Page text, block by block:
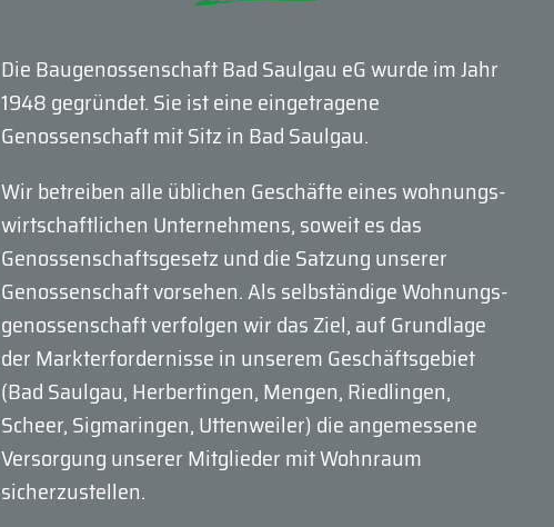
Die Baugenossenschaft Bad Saulgau eG wurde im Jahr
1948 gegründet. Sie ist eine eingetragene
Genossenschaft mit Sitz in Bad Saulgau.
Wir betreiben alle üblichen Geschäfte eines wohnungs­
wirtschaftlichen Unternehmens, soweit es das
Genossenschafts­gesetz und die Satzung unserer
Genossenschaft vorsehen. Als selbständige Wohnungs­
genos­sen­schaft verfolgen wir das Ziel, auf Grundlage
der Markterfordernisse in unserem Geschäftsgebiet
(Bad Saulgau, Herbertingen, Mengen, Riedlingen,
Scheer, Sigmaringen, Uttenweiler) die angemessene
Versorgung unserer Mitglieder mit Wohnraum
sicherzustellen.